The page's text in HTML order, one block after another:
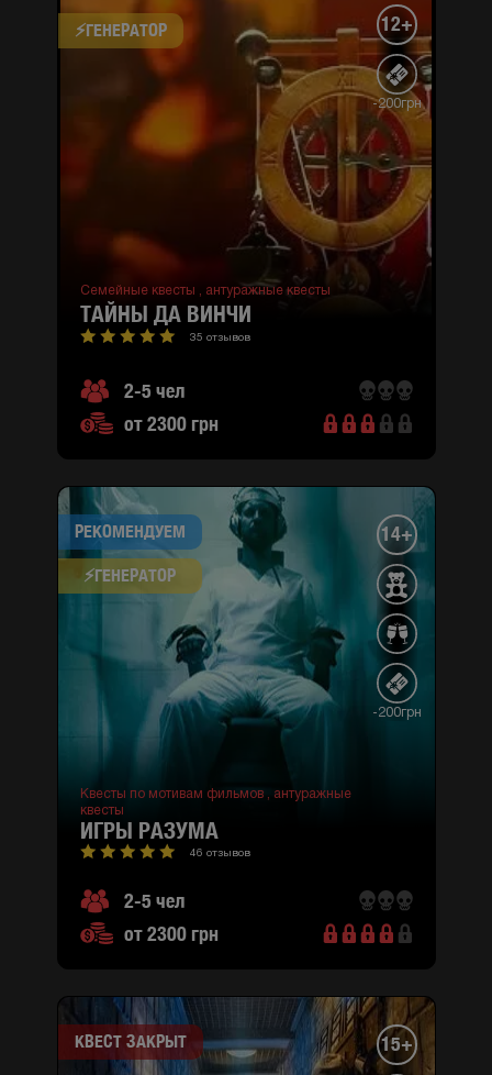
⚡​ГЕНЕРАТОР 12+
-200грн
Семейные квесты , антуражные квесты
ТАЙНЫ ДА ВИНЧИ
35 отзывов
2-5 чел
от 2300 грн
РЕКОМЕНДУЕМ
⚡​ГЕНЕРАТОР
14+
-200грн
Квесты по мотивам фильмов ,
антуражные
квесты
ИГРЫ РАЗУМА
46 отзывов
2-5 чел
от 2300 грн
КВЕСТ ЗАКРЫТ 15+